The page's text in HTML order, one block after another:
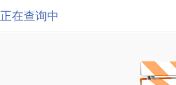
正在查询中